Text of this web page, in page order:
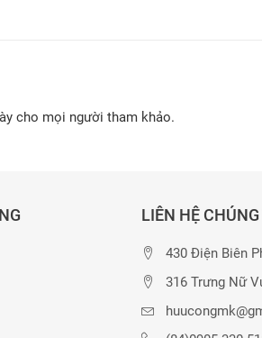
cho mọi người tham khảo.
LIÊN HỆ CHÚNG
430 Điện Biên
316 Trưng Nữ